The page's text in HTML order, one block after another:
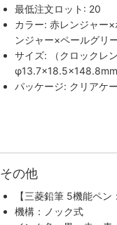
最低注文ロット: 20
カラー: 赤レンジャー
ンジャー×ペールグリ
サイズ: （クロックレ
φ13.7×18.5×148.8mm
パッケージ: クリアケ
その他
【三菱鉛筆 5機能ペ
機構：ノック式